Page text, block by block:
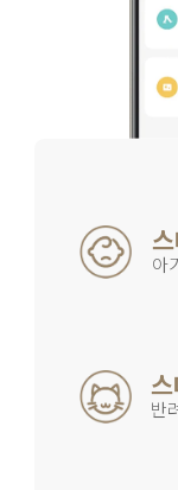
아
반